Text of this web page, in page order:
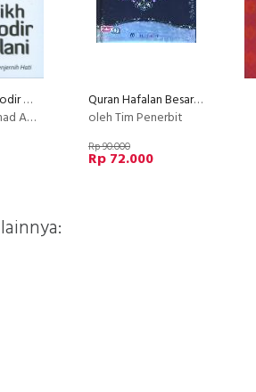
Syaikh Abdul Qodir al-Jaelani: Kumpulan Petuah Ruhani Penjernih Hati (LKIS) (2019)
Syami
Quran Hafalan Besar hitam
oleh Tim Penerbit
Rp 90.000
Rp 72.000